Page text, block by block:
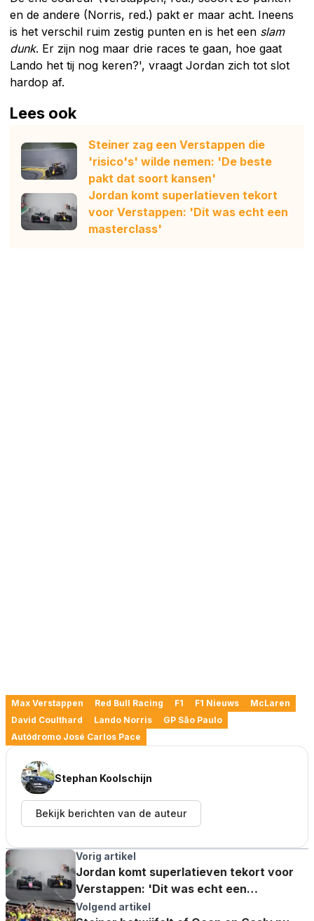
en de andere (Norris, red.) pakt er maar acht. Ineens
is het verschil ruim zestig punten en is het een slam
dunk. Er zijn nog maar drie races te gaan, hoe gaat
Lando het tij nog keren?', vraagt Jordan zich tot slot
hardop af.
Lees ook
Steiner zag een Verstappen die
'risico's' wilde nemen: 'De beste
pakt dat soort kansen'
Jordan komt superlatieven tekort
voor Verstappen: 'Dit was echt een
masterclass'
Max Verstappen Red Bull Racing F1 F1 Nieuws
McLaren
David Coulthard
Lando Norris
GP São Paulo
Autódromo José Carlos Pace
Stephan Koolschijn
Bekijk berichten van de auteur
Vorig artikel
Jordan komt superlatieven tekort voor
Verstappen: 'Dit was echt een
masterclass'
Volgend artikel